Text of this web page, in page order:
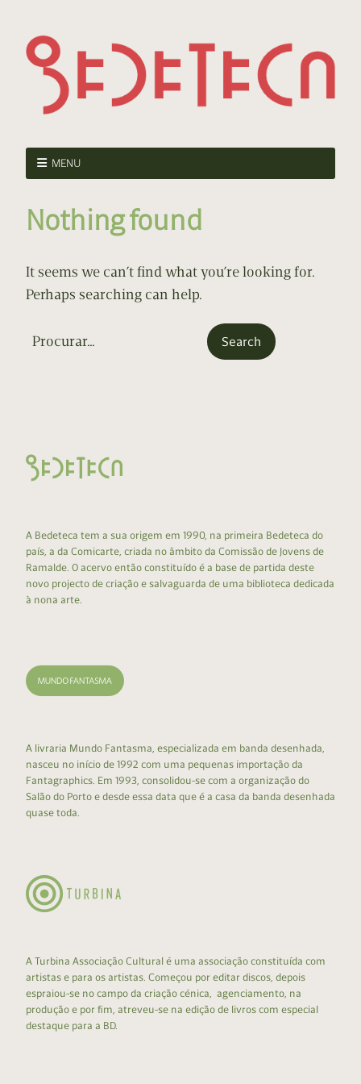
MENU
Nothing found
It seems we can’t find what you’re looking for.
Perhaps searching can help.
A Bedeteca tem a sua origem em 1990, na primeira Bedeteca do
país, a da Comicarte, criada no âmbito da Comissão de Jovens de
Ramalde. O acervo então constituído é a base de partida deste
novo projecto de criação e salvaguarda de uma biblioteca dedicada
à nona arte.
A livraria Mundo Fantasma, especializada em banda desenhada,
nasceu no início de 1992 com uma pequenas importação da
Fantagraphics. Em 1993, consolidou-se com a organização do
Salão do Porto e desde essa data que é a casa da banda desenhada
quase toda.
A Turbina Associação Cultural é uma associação constituída com
artistas e para os artistas. Começou por editar discos, depois
espraiou-se no campo da criação cénica, agenciamento, na
produção e por fim, atreveu-se na edição de livros com especial
destaque para a BD.